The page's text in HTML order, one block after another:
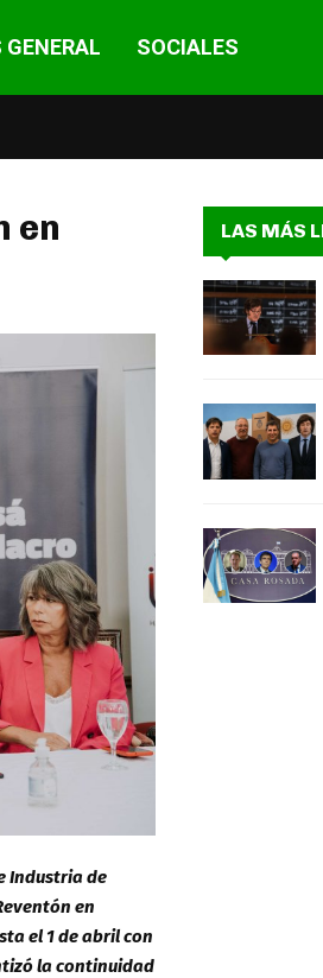
GENERAL SOCIALES
en
Industria de
en
el 1 de abril con
la continuidad
LAS MÁS